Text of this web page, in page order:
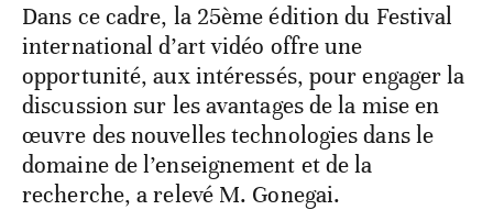
Dans ce cadre, la 25ème édition du Festival
international d’art vidéo offre une
opportunité, aux intéressés, pour engager la
discussion sur les avantages de la mise en
œuvre des nouvelles technologies dans le
domaine de l’enseignement et de la
recherche, a relevé M. Gonegai.